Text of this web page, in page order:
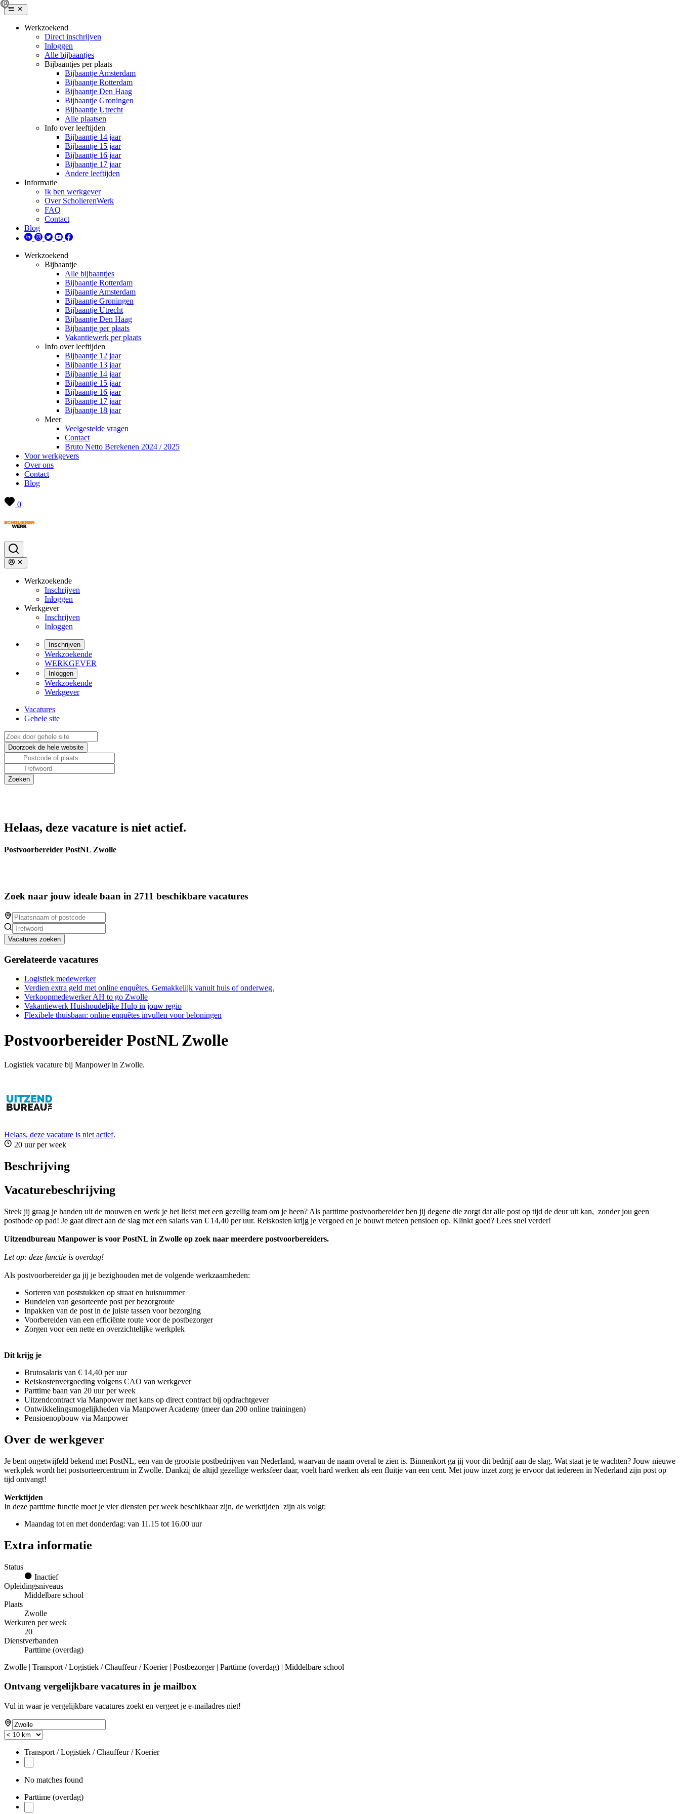
Werkzoekend
Direct inschrijven
Inloggen
Alle bijbaantjes
Bijbaantjes per plaats
Bijbaantje Amsterdam
Bijbaantje Rotterdam
Bijbaantje Den Haag
Bijbaantje Groningen
Bijbaantje Utrecht
Alle plaatsen
Info over leeftijden
Bijbaantje 14 jaar
Bijbaantje 15 jaar
Bijbaantje 16 jaar
Bijbaantje 17 jaar
Andere leeftijden
Informatie
Ik ben werkgever
Over ScholierenWerk
FAQ
Contact
Blog
Werkzoekend
Bijbaantje
Alle bijbaantjes
Bijbaantje Rotterdam
Bijbaantje Amsterdam
Bijbaantje Groningen
Bijbaantje Utrecht
Bijbaantje Den Haag
Bijbaantje per plaats
Vakantiewerk per plaats
Info over leeftijden
Bijbaantje 12 jaar
Bijbaantje 13 jaar
Bijbaantje 14 jaar
Bijbaantje 15 jaar
Bijbaantje 16 jaar
Bijbaantje 17 jaar
Bijbaantje 18 jaar
Meer
Veelgestelde vragen
Contact
Bruto Netto Berekenen 2024 / 2025
Voor werkgevers
Over ons
Contact
Blog
0
Werkzoekende
Inschrijven
Inloggen
Werkgever
Inschrijven
Inloggen
Inschrijven
Werkzoekende
WERKGEVER
Inloggen
Werkzoekende
Werkgever
Vacatures
Gehele site
Helaas, deze vacature is niet actief.
Postvoorbereider PostNL Zwolle
Zoek naar jouw ideale baan in 2711 beschikbare vacatures
Vacatures zoeken
Gerelateerde vacatures
Logistiek medewerker
Verdien extra geld met online enquêtes. Gemakkelijk vanuit huis of onderweg.
Verkoopmedewerker AH to go Zwolle
Vakantiewerk Huishoudelijke Hulp in jouw regio
Flexibele thuisbaan: online enquêtes invullen voor beloningen
Postvoorbereider PostNL Zwolle
Logistiek vacature bij Manpower in Zwolle.
Helaas, deze vacature is niet actief.
20 uur per week
Beschrijving
Vacaturebeschrijving
Steek jij graag je handen uit de mouwen en werk je het liefst met een gezellig team om je heen? Als parttime postvoorbereider ben jij degene die zorgt dat alle post op tijd de deur uit kan, zonder jou geen
postbode op pad! Je gaat direct aan de slag met een salaris van € 14,40 per uur. Reiskosten krijg je vergoed en je bouwt meteen pensioen op. Klinkt goed? Lees snel verder!
Uitzendbureau Manpower is voor PostNL in Zwolle op zoek naar meerdere postvoorbereiders.
Let op: deze functie is overdag!
Als postvoorbereider ga jij je bezighouden met de volgende werkzaamheden:
Sorteren van poststukken op straat en huisnummer
Bundelen van gesorteerde post per bezorgroute
Inpakken van de post in de juiste tassen voor bezorging
Voorbereiden van een efficiënte route voor de postbezorger
Zorgen voor een nette en overzichtelijke werkplek
Dit krijg je
Brutosalaris van € 14,40 per uur
Reiskostenvergoeding volgens CAO van werkgever
Parttime baan van 20 uur per week
Uitzendcontract via Manpower met kans op direct contract bij opdrachtgever
Ontwikkelingsmogelijkheden via Manpower Academy (meer dan 200 online trainingen)
Pensioenopbouw via Manpower
Over de werkgever
Je bent ongetwijfeld bekend met PostNL, een van de grootste postbedrijven van Nederland, waarvan de naam overal te zien is. Binnenkort ga jij voor dit bedrijf aan de slag. Wat staat je te wachten? Jouw nieuwe
werkplek wordt het postsorteercentrum in Zwolle. Dankzij de altijd gezellige werksfeer daar, voelt hard werken als een fluitje van een cent. Met jouw inzet zorg je ervoor dat iedereen in Nederland zijn post op
tijd ontvangt!
Werktijden
In deze parttime functie moet je vier diensten per week beschikbaar zijn, de werktijden zijn als volgt:
Maandag tot en met donderdag: van 11.15 tot 16.00 uur
Extra informatie
Status
Inactief
Opleidingsniveaus
Middelbare school
Plaats
Zwolle
Werkuren per week
20
Dienstverbanden
Parttime (overdag)
Zwolle | Transport / Logistiek / Chauffeur / Koerier | Postbezorger | Parttime (overdag) | Middelbare school
Ontvang vergelijkbare vacatures in je mailbox
Vul in waar je vergelijkbare vacatures zoekt en vergeet je e-mailadres niet!
Transport / Logistiek / Chauffeur / Koerier
No matches found
Parttime (overdag)